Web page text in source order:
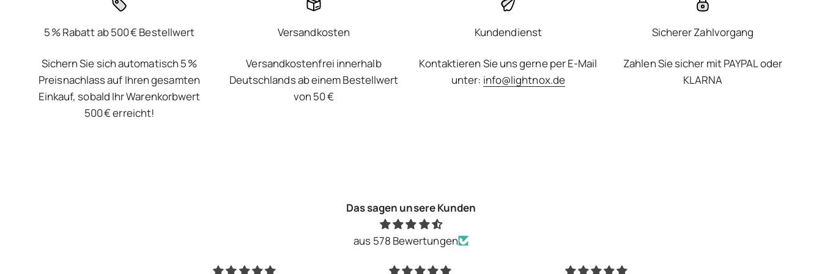
5 % Rabatt ab 500 € Bestellwert
Sichern Sie sich automatisch 5 %
Preisnachlass auf Ihren gesamten
Einkauf, sobald Ihr Warenkorbwert
500 € erreicht!
Versandkosten
Versandkostenfrei innerhalb
Deutschlands ab einem Bestellwert
von 50 €
Kundendienst
Kontaktieren Sie uns gerne per E-Mail
unter: info@lightnox.de
Sicherer Zahlvorgang
Zahlen Sie sicher mit PAYPAL oder
KLARNA
Das sagen unsere Kunden
aus 578 Bewertungen